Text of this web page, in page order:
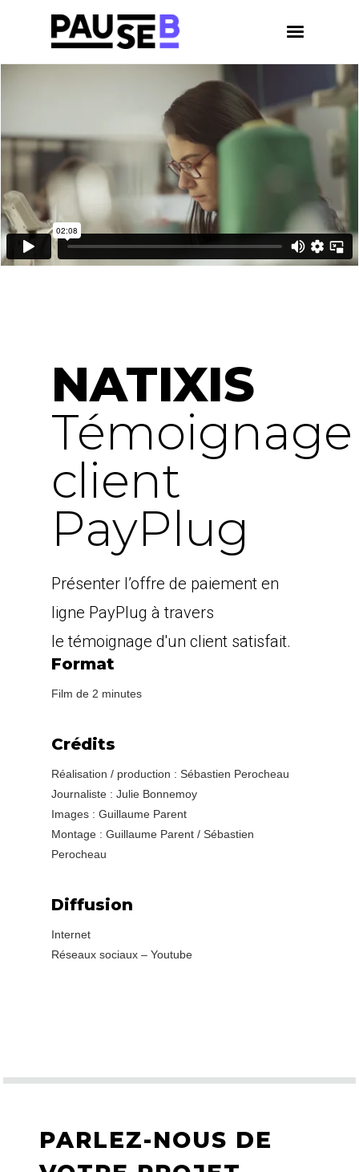
NATIXIS
Témoignage
client
PayPlug
Présenter l’offre de paiement en
ligne PayPlug à travers
le témoignage d'un client satisfait.
Format
Film de 2 minutes
Crédits
Réalisation / production : Sébastien Perocheau
Journaliste : Julie Bonnemoy
Images : Guillaume Parent
Montage : Guillaume Parent / Sébastien
Perocheau
Diffusion
Internet
Réseaux sociaux – Youtube
PARLEZ-NOUS DE